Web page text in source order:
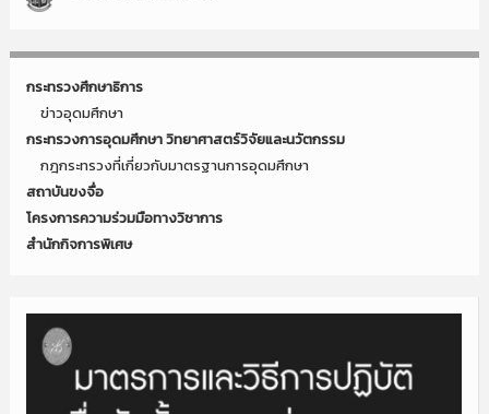
กระทรวงศึกษาธิการ
ข่าวอุดมศึกษา
กระทรวงการอุดมศึกษา วิทยาศาสตร์วิจัยและนวัตกรรม
กฎกระทรวงที่เกี่ยวกับมาตรฐานการอุดมศึกษา
สถาบันขงจื่อ
โครงการความร่วมมือทางวิชาการ
สำนักกิจการพิเศษ